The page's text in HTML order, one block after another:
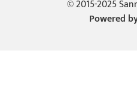
© 2015-2025
Powered